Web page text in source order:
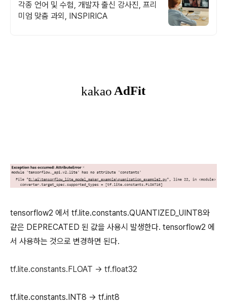
들과 함께
각종 언어 및 수험, 개발자 출신 강사진, 프리
미엄 맞춤 과외, INSPIRICA
tensorflow2 에서 tf.lite.constants.QUANTIZED_UINT8와
같은 DEPRECATED 된 값을 사용시 발생한다. tensorflow2 에
서 사용하는 것으로 변경하면 된다.
tf.lite.constants.FLOAT -> tf.float32
tf.lite.constants.INT8 -> tf.int8